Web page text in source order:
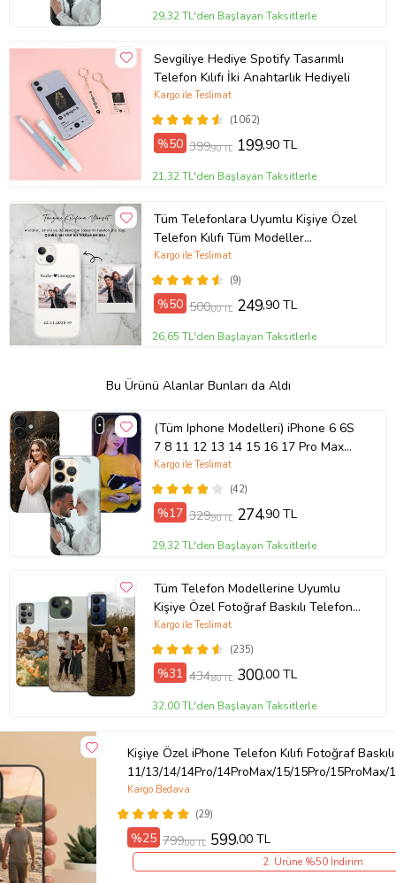
29,32 TL'den Başlayan Taksitlerle
Sevgiliye Hediye Spotify Tasarımlı
Telefon Kılıfı İki Anahtarlık Hediyeli
(1062)
Kargo ile Teslimat
%50 399,90 TL 199,90 TL
21,32 TL'den Başlayan Taksitlerle
Tüm Telefonlara Uyumlu Kişiye Özel
Telefon Kılıfı Tüm Modeller
Açıklamada
(9)
Kargo ile Teslimat
%50 500,00 TL 249,90 TL
26,65 TL'den Başlayan Taksitlerle
Bu Ürünü Alanlar Bunları da Aldı
(Tüm Iphone Modelleri) iPhone 6 6S
7 8 11 12 13 14 15 16 17 Pro Max
Plus Mini Kişiye Özel Resimli
Fotoğraflı Kılıf(42)
Kargo ile Teslimat
%17 329,90 TL 274,90 TL
29,32 TL'den Başlayan Taksitlerle
Tüm Telefon Modellerine Uyumlu
Kişiye Özel Fotoğraf Baskılı Telefon
Kılıfı
(235)
Kargo ile Teslimat
%31 434,80 TL 300,00 TL
32,00 TL'den Başlayan Taksitlerle
Kişiye Özel iPhone Telefon Kılıfı Fotoğraf Baskılı
11/13/14/14Pro/14ProMax/15/15Pro/
(29)
Kargo Bedava
%25 799,00 TL 599,00 TL
2. Ürüne %50 İndirim